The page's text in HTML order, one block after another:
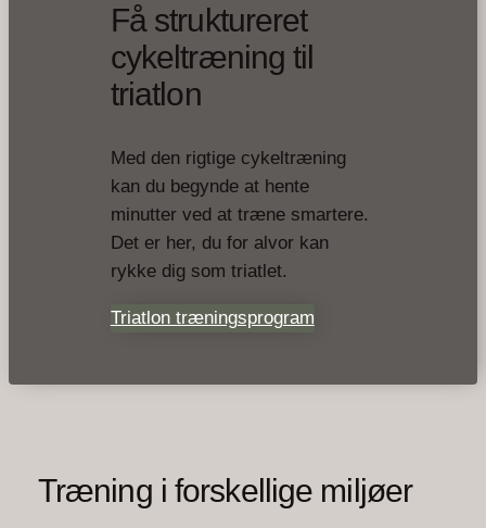
Få struktureret
cykeltræning til
triatlon
Med den rigtige cykeltræning
kan du begynde at hente
minutter ved at træne smartere.
Det er her, du for alvor kan
rykke dig som triatlet.
Triatlon træningsprogram
Træning i forskellige miljøer